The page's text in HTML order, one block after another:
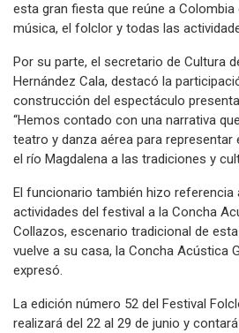
esta gran fiesta que reúne a
música, el folclor y todas las
Por su parte, el secretario de Cultura
Hernández Cala, destacó la
construcción del espectáculo
“Hemos contado con una narrativa
teatro y danza aérea para representar
el río Magdalena a las tradiciones y
El funcionario también hizo referencia
actividades del festival a la Concha
Collazos, escenario tradicional de
vuelve a su casa, la Concha Acústica
expresó.
La edición número 52 del Festival
realizará del 22 al 29 de junio y